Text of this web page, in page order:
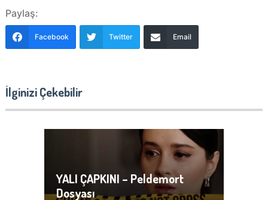
Paylaş:
Facebook Twitter Email
İlginizi Çekebilir
YALI ÇAPKINI – Peldemort
Dosyası